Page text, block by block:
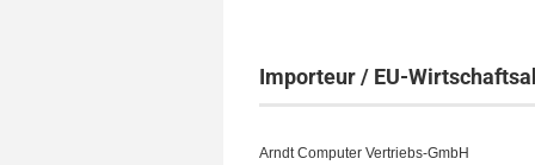
Importeur / EU-
Arndt Computer Vertriebs-GmbH